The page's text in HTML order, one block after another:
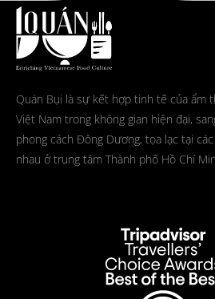
Quán Bụi là sự kết hợp tinh tế của ẩm
Việt Nam trong không gian hiện đại,
phong cách Đông Dương, tọa lạc tại
nhau ở trung tâm Thành phố Hồ Chí